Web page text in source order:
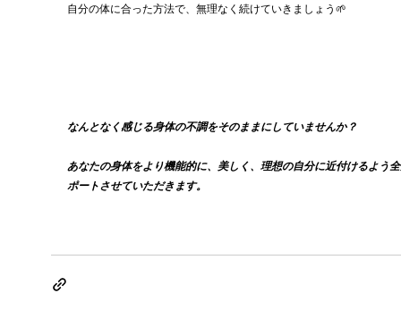
自分の体に合った方法で、無理なく続けていきましょう🌱
なんとなく感じる身体の不調をそのままにしていませんか？
あなたの身体をより機能的に、美しく、理想の自分に近付けるよう
ポートさせていただきます。